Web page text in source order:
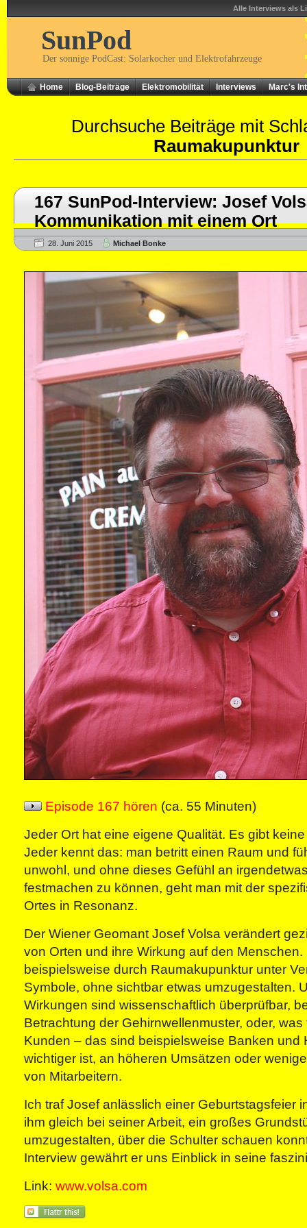
Alle Interviews als
SunPod
Der sonnige PodCast: Solarkocher und Elektrofahrzeuge
Home Blog-Beiträge Elektromobilität Interviews Marc's
Durchsuche Beiträge mit
Raumakupunktur
167 SunPod-Interview: Josef
Kommunikation mit einem Ort
28. Juni 2015 Michael Bonke
Episode 167 hören (ca. 55 Minuten)
Jeder Ort hat eine eigene Qualität. Es gibt
Jeder kennt das: man betritt einen Raum und
unwohl, und ohne dieses Gefühl an
festmachen zu können, geht man mit der
Ortes in Resonanz.
Der Wiener Geomant Josef Volsa verändert
von Orten und ihre Wirkung auf den Menschen.
beispielsweise durch Raumakupunktur unter
Symbole, ohne sichtbar etwas umzugestalten.
Wirkungen sind wissenschaftlich überprüfbar,
Betrachtung der Gehirnwellenmuster, oder,
Kunden – das sind beispielsweise Banken und
wichtiger ist, an höheren Umsätzen oder
von Mitarbeitern.
Ich traf Josef anlässlich einer Geburtstagsfeier
ihm gleich bei seiner Arbeit, ein großes
umzugestalten, über die Schulter schauen
Interview gewährt er uns Einblick in seine
Link: www.volsa.com